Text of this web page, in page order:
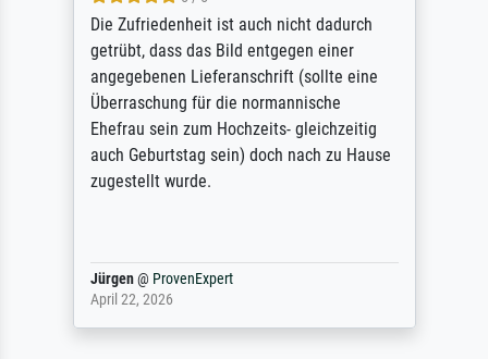
Die Zufriedenheit ist auch nicht dadurch
getrübt, dass das Bild entgegen einer
angegebenen Lieferanschrift (sollte eine
Überraschung für die normannische
Ehefrau sein zum Hochzeits- gleichzeitig
auch Geburtstag sein) doch nach zu Hause
zugestellt wurde.
Jürgen@ ProvenExpert
April 22, 2026